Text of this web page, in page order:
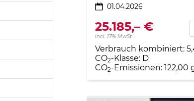
01.04.2026
25.185,– €
incl. 17% MwSt.
Verbrauch kombiniert:
CO2-Klasse: D
CO2-Emissionen: 122,00